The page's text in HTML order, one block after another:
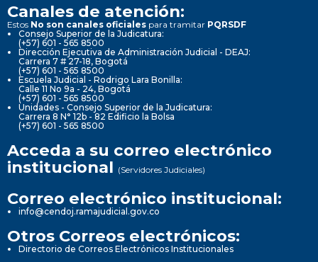
Canales de atención:
Estos No son canales oficiales para tramitar PQRSDF
Consejo Superior de la Judicatura:
(+57) 601 - 565 8500
Dirección Ejecutiva de Administración Judicial - DEAJ:
Carrera 7 # 27-18, Bogotá
(+57) 601 - 565 8500
Escuela Judicial - Rodrigo Lara Bonilla:
Calle 11 No 9a - 24, Bogotá
(+57) 601 - 565 8500
Unidades - Consejo Superior de la Judicatura:
Carrera 8 N° 12b - 82 Edificio la Bolsa
(+57) 601 - 565 8500
Acceda a su correo electrónico
institucional (Servidores Judiciales)
Correo electrónico institucional:
info@cendoj.ramajudicial.gov.co
Otros Correos electrónicos:
Directorio de Correos Electrónicos Institucionales